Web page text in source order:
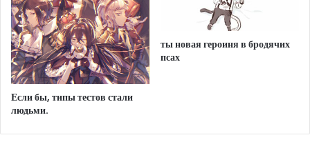
Если бы, типы тестов стали
людьми.
ты новая героиня в бродячих
псах